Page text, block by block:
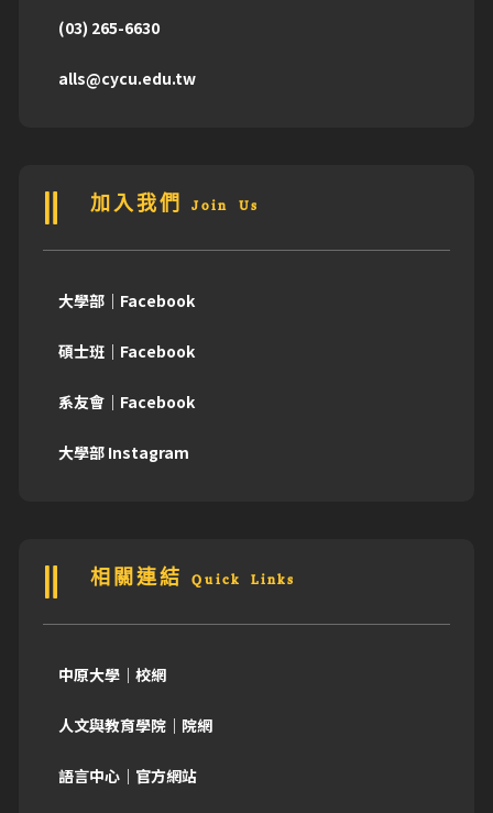
(03) 265-6630
alls@cycu.edu.tw
加入我們 Join Us
大學部｜Facebook
碩士班｜Facebook
系友會｜Facebook
大學部 Instagram
相關連結 Quick Links
中原大學｜校網
人文與教育學院｜院網
語言中心｜官方網站